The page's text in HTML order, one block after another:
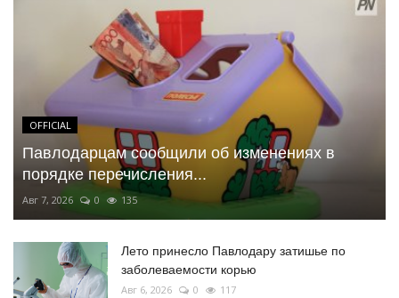
OFFICIAL
Павлодарцам сообщили об изменениях в
порядке перечисления...
Авг 7, 2026 0 135
Лето принесло Павлодару затишье по
заболеваемости корью
Авг 6, 2026 0 117